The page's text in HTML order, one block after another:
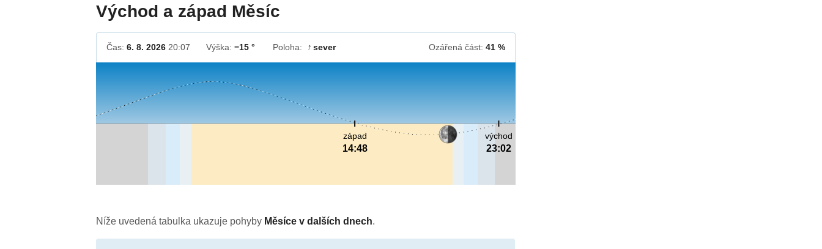
Východ a západ Měsíc
Čas:6. 8. 2026 20:07 Výška:−15 ° Poloha: ↓ sever Ozářená část: 41 %
východ
23:02
západ
14:48
Níže uvedená tabulka ukazuje pohyby Měsíce v dalších dnech.